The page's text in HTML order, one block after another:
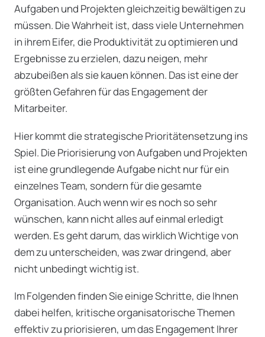
Aufgaben und Projekten gleichzeitig bewältigen zu
müssen. Die Wahrheit ist, dass viele Unternehmen
in ihrem Eifer, die Produktivität zu optimieren und
Ergebnisse zu erzielen, dazu neigen, mehr
abzubeißen als sie kauen können. Das ist eine der
größten Gefahren für das Engagement der
Mitarbeiter.
Hier kommt die strategische Prioritätensetzung ins
Spiel. Die Priorisierung von Aufgaben und Projekten
ist eine grundlegende Aufgabe nicht nur für ein
einzelnes Team, sondern für die gesamte
Organisation. Auch wenn wir es noch so sehr
wünschen, kann nicht alles auf einmal erledigt
werden. Es geht darum, das wirklich Wichtige von
dem zu unterscheiden, was zwar dringend, aber
nicht unbedingt wichtig ist.
Im Folgenden finden Sie einige Schritte, die Ihnen
dabei helfen, kritische organisatorische Themen
effektiv zu priorisieren, um das Engagement Ihrer